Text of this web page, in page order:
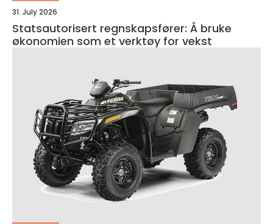
31. July 2026
Statsautorisert regnskapsfører: Å bruke
økonomien som et verktøy for vekst